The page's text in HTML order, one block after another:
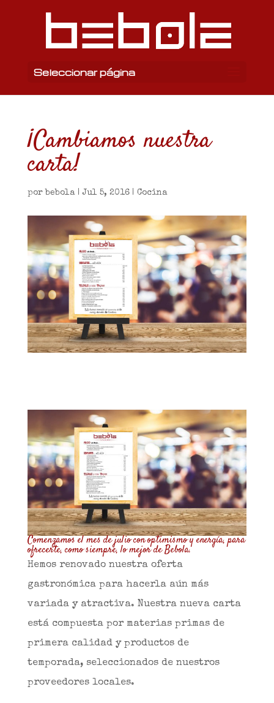
Seleccionar página
¡Cambiamos nuestra
carta!
por bebola|Jul 5, 2016| Cocina
Comenzamos el mes de julio con optimismo y energía, para
ofrecerte, como siempre, lo mejor de Bebola.
Hemos renovado nuestra oferta
gastronómica para hacerla aún más
variada y atractiva. Nuestra nueva carta
está compuesta por materias primas de
primera calidad y productos de
temporada, seleccionados de nuestros
proveedores locales.